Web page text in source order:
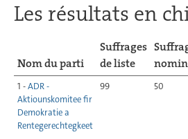
Les résultats en
Nom du parti
Suffrages
de liste
1 -ADR -
Aktiounskomitee fir
Demokratie a
Rentegerechtegkeet
99 50